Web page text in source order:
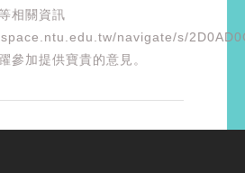
相關資訊
navigate/s/
參加提供寶貴的意見。